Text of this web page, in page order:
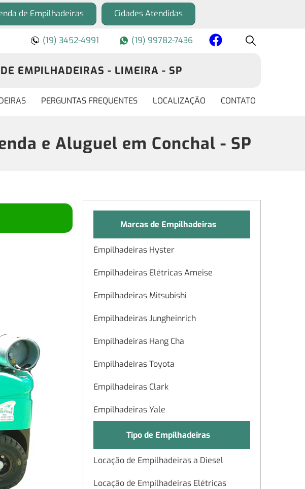
de Empilhadeiras Cidades Atendidas
(19) 3452-4991 (19) 99782-7436
EMPILHADEIRAS - LIMEIRA - SP
PERGUNTAS FREQUENTES LOCALIZAÇÃO CONTATO
e Aluguel em Conchal - SP
Marcas de Empilhadeiras
Empilhadeiras Hyster
Empilhadeiras Elétricas Ameise
Empilhadeiras Mitsubishi
Empilhadeiras Jungheinrich
Empilhadeiras Hang Cha
Empilhadeiras Toyota
Empilhadeiras Clark
Empilhadeiras Yale
Tipo de Empilhadeiras
Locação de Empilhadeiras a Diesel
Locação de Empilhadeiras Elétricas